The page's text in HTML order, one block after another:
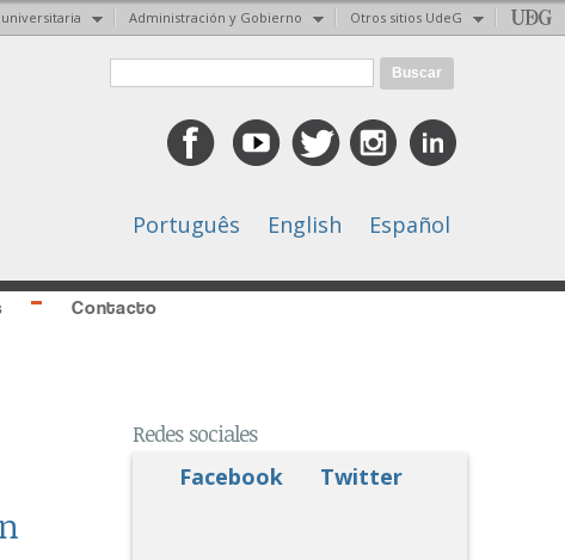
universitaria Administración y Gobierno Otros sitios UdeG
Formulario de búsqueda
Português English Español
Contacto
Redes sociales
Facebook
Twitter